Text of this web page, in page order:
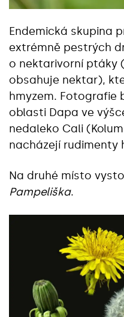
Endemická skupina
extrémně pestrých
o nektarivorní ptáky
obsahuje nektar),
hmyzem. Fotografie
oblasti Dapa ve
nedaleko Cali
nacházejí rudimenty
Na druhé místo
Pampeliška.